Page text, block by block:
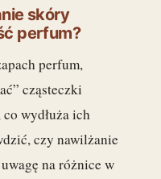
skóry
perfum?
perfum,
cząsteczki
wydłuża ich
czy nawilżanie
na różnice w